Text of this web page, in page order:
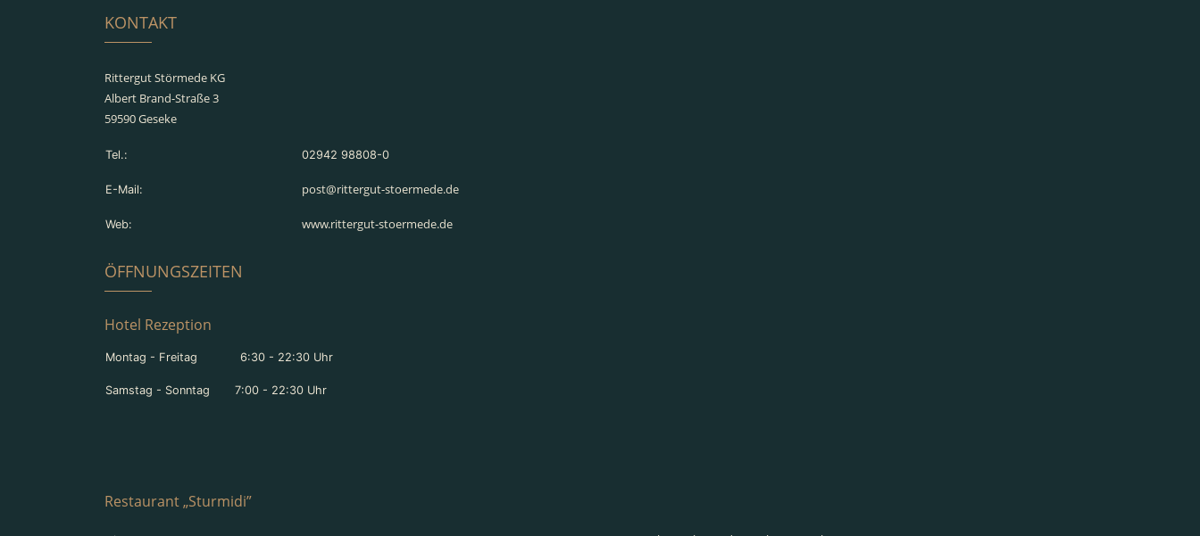
KONTAKT
Rittergut Störmede KG
Albert Brand-Straße 3
59590 Geseke
Tel.: 02942 98808-0
E-Mail: post@rittergut-stoermede.de
Web: www.rittergut-stoermede.de
ÖFFNUNGSZEITEN
Hotel Rezeption
Montag - Freitag 6:30 - 22:30 Uhr
Samstag - Sonntag 7:00 - 22:30 Uhr
Restaurant „Sturmidi”